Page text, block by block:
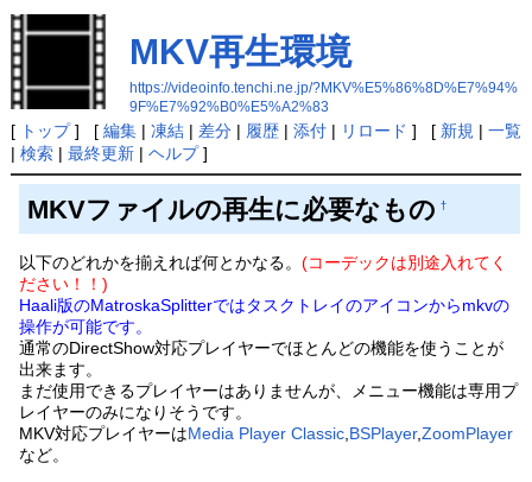
MKV再生環境
https://videoinfo.tenchi.ne.jp/?MKV%E5%86%8D%E7%94%
9F%E7%92%B0%E5%A2%83
[ トップ] [ 編集| 凍結| 差分| 履歴| 添付| リロード ] [ 新規 | 一覧
| 検索| 最終更新| ヘルプ]
MKVファイルの再生に必要なもの †
以下のどれかを揃えれば何とかなる。(コーデックは別途入れてく
ださい！！)
Haali版のMatroskaSplitterではタスクトレイのアイコンからmkvの
操作が可能です。
通常のDirectShow対応プレイヤーでほとんどの機能を使うことが
出来ます。
まだ使用できるプレイヤーはありませんが、メニュー機能は専用プ
レイヤーのみになりそうです。
MKV対応プレイヤーはMedia Player Classic BSPlayer,ZoomPlayer
など。